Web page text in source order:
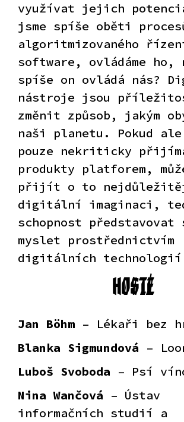
využívat jejich
jsme spíše oběti
algoritmizovaného
software, ovládáme ho,
spíše on ovládá nás?
nástroje jsou
změnit způsob, jakým
naši planetu. Pokud ale
pouze nekriticky
produkty platforem,
přijít o to
digitální imaginaci,
schopnost
myslet prostřednictvím
digitálních
HOSTÉ
Jan Böhm – Lékaři bez
Blanka Sigmundová –
Luboš Svoboda – Psí
Nina Wančová – Ústav
informačních studií a